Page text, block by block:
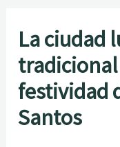
La ciudad
festividad
Santos